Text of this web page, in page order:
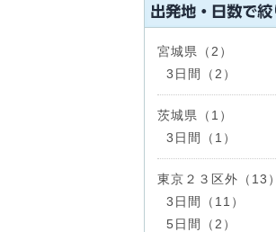
宮城県（2）
3日間（2）
茨城県（1）
3日間（1）
東京２３区外（13）
3日間（11）
5日間（2）